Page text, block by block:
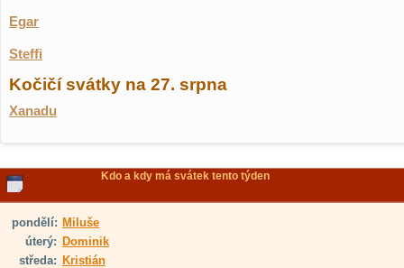
Egar
Steffi
Kočičí svátky na 27. srpna
Xanadu
Kdo a kdy má svátek tento týden
pondělí: Miluše
úterý: Dominik
středa: Kristián